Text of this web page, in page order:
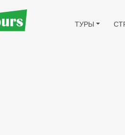
ТУРЫ